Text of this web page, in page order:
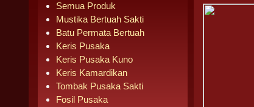
Semua Produk
Mustika Bertuah Sakti
Batu Permata Bertuah
Keris Pusaka
Keris Pusaka Kuno
Keris Kamardikan
Tombak Pusaka Sakti
Fosil Pusaka